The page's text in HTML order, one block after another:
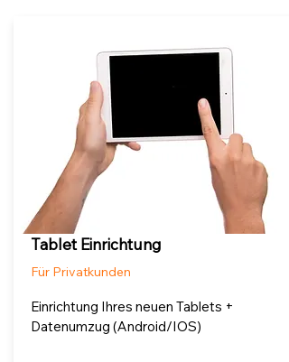
Tablet Einrichtung
Für Privatkunden
Einrichtung Ihres neuen Tablets +
Datenumzug (Android/IOS)